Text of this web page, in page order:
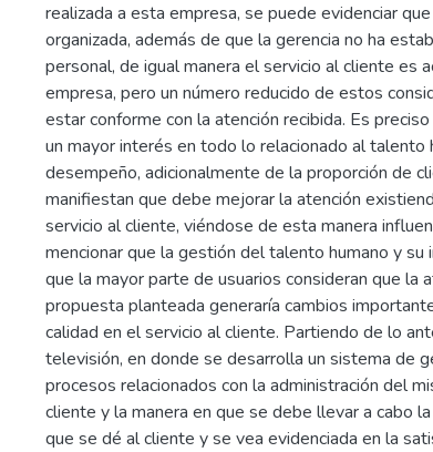
realizada a esta empresa, se puede evidenciar
organizada, además de que la gerencia no ha
personal, de igual manera el servicio al cliente
empresa, pero un número reducido de estos
estar conforme con la atención recibida. Es
un mayor interés en todo lo relacionado al
desempeño, adicionalmente de la proporción de
manifiestan que debe mejorar la atención
servicio al cliente, viéndose de esta manera
mencionar que la gestión del talento humano y
que la mayor parte de usuarios consideran que la
propuesta planteada generaría cambios
calidad en el servicio al cliente. Partiendo de lo
televisión, en donde se desarrolla un sistema de
procesos relacionados con la administración del
cliente y la manera en que se debe llevar a cabo
que se dé al cliente y se vea evidenciada en la